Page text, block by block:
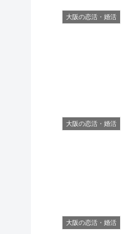
大阪の恋活・婚活
大阪の恋活・婚活
大阪の恋活・婚活